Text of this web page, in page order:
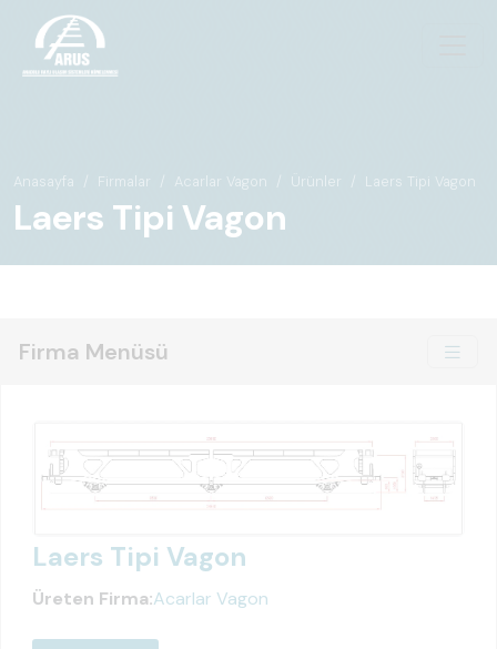
Anasayfa Firmalar Acarlar Vagon Ürünler Laers Tipi Vagon
Laers Tipi Vagon
Firma Menüsü
Laers Tipi Vagon
Üreten Firma:Acarlar Vagon